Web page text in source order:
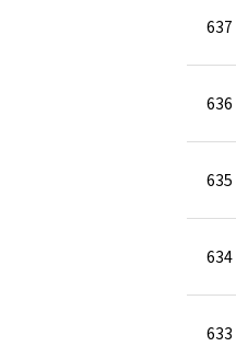
637
636
635
634
633